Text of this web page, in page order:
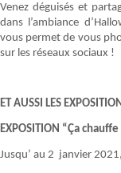
Venez déguisés et
dans l’ambiance
vous permet de vous
sur les réseaux sociaux !
ET AUSSI LES
EXPOSITION “Ça
Jusqu’ au 2 janvier